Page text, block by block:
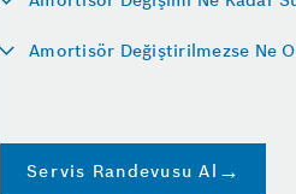
Amortisör Değiştirilmezse Ne
Servis Randevusu Al